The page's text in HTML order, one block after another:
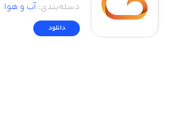
دسته‌بندی:آب‌ و ‌هوا
دانلود